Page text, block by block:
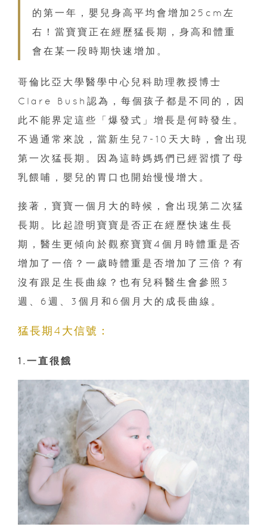
的第一年，嬰兒身高平均會增加25cm左
右！當寶寶正在經歷猛長期，身高和體重
會在某一段時期快速增加。
哥倫比亞大學醫學中心兒科助理教授博士
Clare Bush認為，每個孩子都是不同的，因
此不能界定這些「爆發式」增長是何時發生。
不過通常來說，當新生兒7-10天大時，會出現
第一次猛長期。因為這時媽媽們已經習慣了母
乳餵哺，嬰兒的胃口也開始慢慢增大。
接著，寶寶一個月大的時候，會出現第二次猛
長期。比起證明寶寶是否正在經歷快速生長
期，醫生更傾向於觀察寶寶4個月時體重是否
增加了一倍？一歲時體重是否增加了三倍？有
沒有跟足生長曲線？也有兒科醫生會參照3
週、6週、3個月和6個月大的成長曲線。
猛長期4大信號：
1.一直很餓